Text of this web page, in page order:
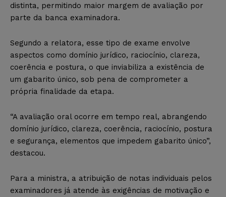
distinta, permitindo maior margem de avaliação por
parte da banca examinadora.
Segundo a relatora, esse tipo de exame envolve
aspectos como domínio jurídico, raciocínio, clareza,
coerência e postura, o que inviabiliza a existência de
um gabarito único, sob pena de comprometer a
própria finalidade da etapa.
“A avaliação oral ocorre em tempo real, abrangendo
domínio jurídico, clareza, coerência, raciocínio, postura
e segurança, elementos que impedem gabarito único”,
destacou.
Para a ministra, a atribuição de notas individuais pelos
examinadores já atende às exigências de motivação e